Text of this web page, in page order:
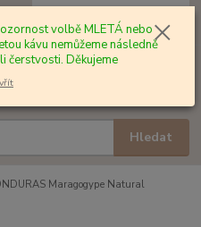
Hledat
za0,00 Kč
Maragogype Natural
volbě MLETÁ nebo
kávu nemůžeme následně
čerstvosti. Děkujeme